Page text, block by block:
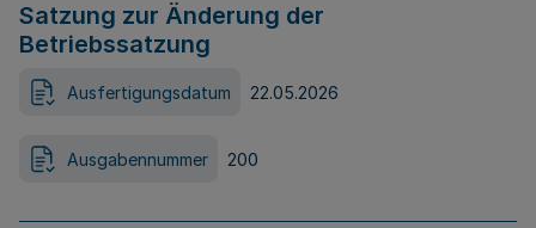
Satzung zur Änderung der
Betriebssatzung
Ausfertigungsdatum 22.05.2026
Ausgabennummer 200